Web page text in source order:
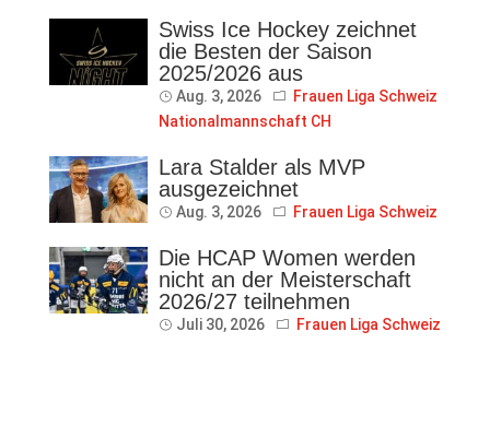
Swiss Ice Hockey zeichnet
die Besten der Saison
2025/2026 aus
Aug. 3, 2026
Frauen Liga Schweiz
Nationalmannschaft CH
Lara Stalder als MVP
ausgezeichnet
Aug. 3, 2026 Frauen Liga Schweiz
Die HCAP Women werden
nicht an der Meisterschaft
2026/27 teilnehmen
Juli 30, 2026 Frauen Liga Schweiz